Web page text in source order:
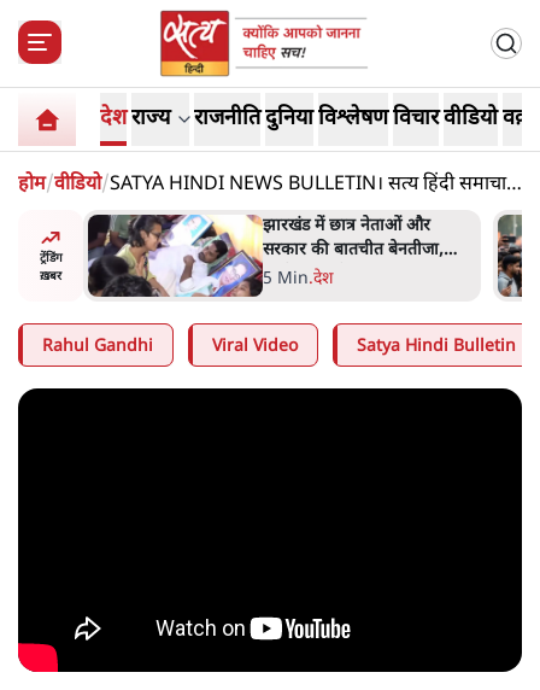
देशराज्य राजनीतिदुनियाविश्लेषणविचारवीडियो
होम/वीडियो/SATYA HINDI NEWS BULLETIN। सत्य हिंदी समाचार
बुलेटिन। 16 सितंबर, दिनभर की बड़ी ख़बरें
ट्रेंडिंग
ख़बर
'Kya
चुनाव
झारखंड में छात्र नेताओं और
सरकार की बातचीत बेनतीजा,
आंदोलन जारी
5 Min.देश
Rahul Gandhi Viral Video Satya Hindi Bulletin